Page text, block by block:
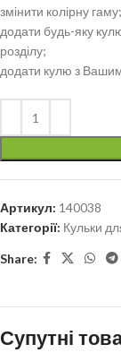
змінити колірну гаму;
додати будь-яку
розділу;
додати кулю з
Артикул: 140038
Категорії: Кульки
Share:
Супутні